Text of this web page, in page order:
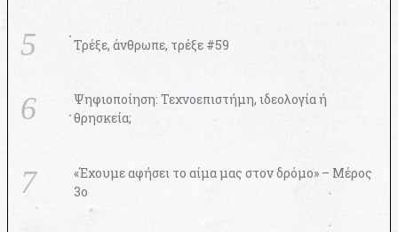
Τρέξε, άνθρωπε, τρέξε #59
Ψηφιοποίηση: Τεχνοεπιστήμη, ιδεολογία ή
θρησκεία;
«Έχουμε αφήσει το αίμα μας στον δρόμο» – Μέρος
3ο